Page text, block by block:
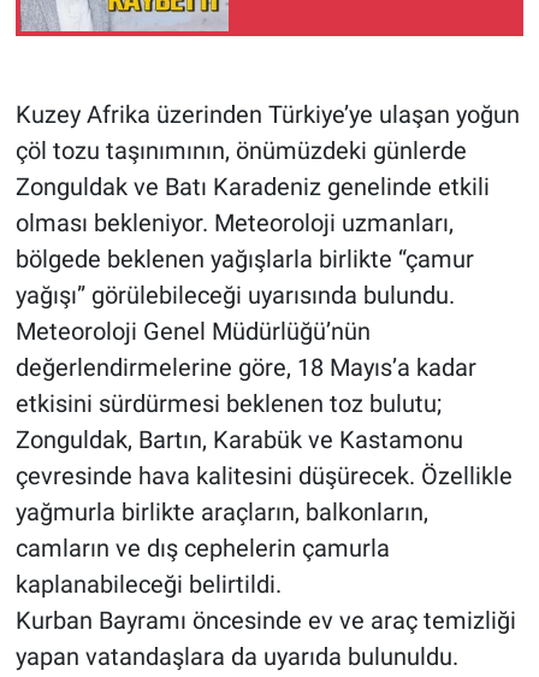
Kuzey Afrika üzerinden Türkiye’ye ulaşan yoğun
çöl tozu taşınımının, önümüzdeki günlerde
Zonguldak ve Batı Karadeniz genelinde etkili
olması bekleniyor. Meteoroloji uzmanları,
bölgede beklenen yağışlarla birlikte “çamur
yağışı” görülebileceği uyarısında bulundu.
Meteoroloji Genel Müdürlüğü’nün
değerlendirmelerine göre, 18 Mayıs’a kadar
etkisini sürdürmesi beklenen toz bulutu;
Zonguldak, Bartın, Karabük ve Kastamonu
çevresinde hava kalitesini düşürecek. Özellikle
yağmurla birlikte araçların, balkonların,
camların ve dış cephelerin çamurla
kaplanabileceği belirtildi.
Kurban Bayramı öncesinde ev ve araç temizliği
yapan vatandaşlara da uyarıda bulunuldu.